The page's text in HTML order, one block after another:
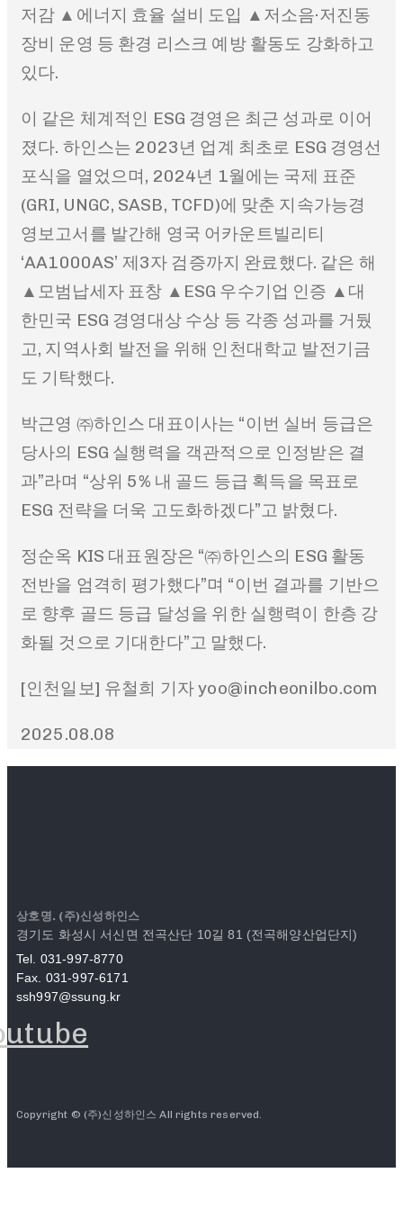
저감 ▲에너지 효율 설비 도입 ▲저소음·저진동
장비 운영 등 환경 리스크 예방 활동도 강화하고
있다.
이 같은 체계적인 ESG 경영은 최근 성과로 이어
졌다. 하인스는 2023년 업계 최초로 ESG 경영선
포식을 열었으며, 2024년 1월에는 국제 표준
(GRI, UNGC, SASB, TCFD)에 맞춘 지속가능경
영보고서를 발간해 영국 어카운트빌리티
‘AA1000AS’ 제3자 검증까지 완료했다. 같은 해
▲모범납세자 표창 ▲ESG 우수기업 인증 ▲대
한민국 ESG 경영대상 수상 등 각종 성과를 거뒀
고, 지역사회 발전을 위해 인천대학교 발전기금
도 기탁했다.
박근영 ㈜하인스 대표이사는 “이번 실버 등급은
당사의 ESG 실행력을 객관적으로 인정받은 결
과”라며 “상위 5% 내 골드 등급 획득을 목표로
ESG 전략을 더욱 고도화하겠다”고 밝혔다.
정순옥 KIS 대표원장은 “㈜하인스의 ESG 활동
전반을 엄격히 평가했다”며 “이번 결과를 기반으
로 향후 골드 등급 달성을 위한 실행력이 한층 강
화될 것으로 기대한다”고 말했다.
[인천일보] 유철희 기자 yoo@incheonilbo.com
2025.08.08
상호명. (주)신성하인스
경기도 화성시 서신면 전곡산단 10길 81 (전곡해양산업단지)
Tel. 031-997-8770
Fax. 031-997-6171
ssh997@ssung.kr
Copyright © (주)신성하인스 All rights reserved.